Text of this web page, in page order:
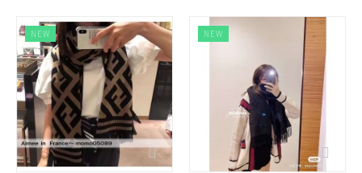
NEW NEW